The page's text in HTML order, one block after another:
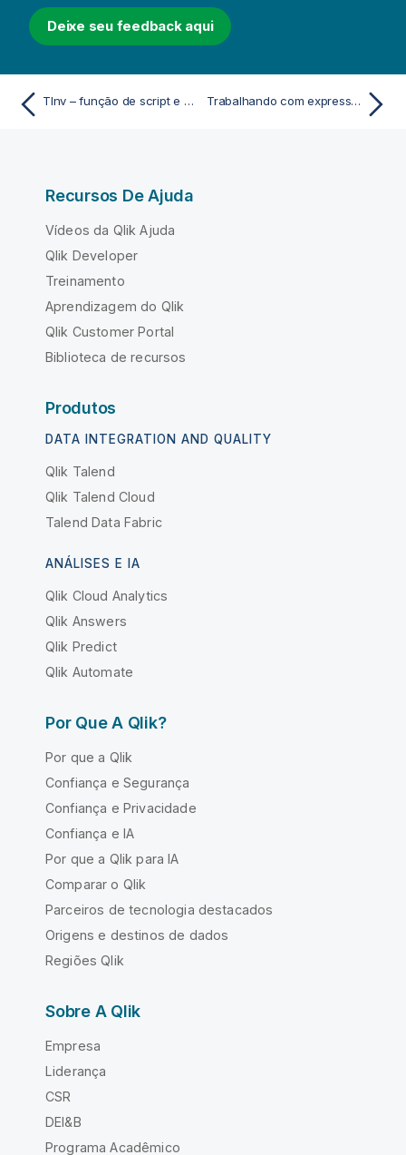
Deixe seu feedback aqui
TInv – função de script e gráfico Trabalhando com expressões regulares em scripts de carregamento e expressões de gráfico
Recursos De Ajuda
Vídeos da Qlik Ajuda
Qlik Developer
Treinamento
Aprendizagem do Qlik
Qlik Customer Portal
Biblioteca de recursos
Produtos
DATA INTEGRATION AND QUALITY
Qlik Talend
Qlik Talend Cloud
Talend Data Fabric
ANÁLISES E IA
Qlik Cloud Analytics
Qlik Answers
Qlik Predict
Qlik Automate
Por Que A Qlik?
Por que a Qlik
Confiança e Segurança
Confiança e Privacidade
Confiança e IA
Por que a Qlik para IA
Comparar o Qlik
Parceiros de tecnologia destacados
Origens e destinos de dados
Regiões Qlik
Sobre A Qlik
Empresa
Liderança
CSR
DEI&B
Programa Acadêmico